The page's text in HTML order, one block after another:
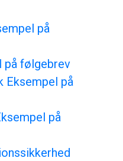
på
på følgebrev
Eksempel på
på